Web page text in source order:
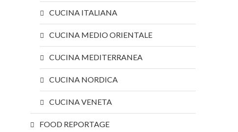
CUCINA ITALIANA
CUCINA MEDIO ORIENTALE
CUCINA MEDITERRANEA
CUCINA NORDICA
CUCINA VENETA
FOOD REPORTAGE